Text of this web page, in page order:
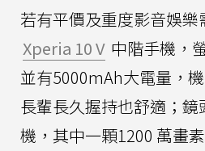
若有平價及重度影音娛
Xperia 10 V 中階手機，
並有5000mAh大電量，
長輩長久握持也舒適；
機，其中一顆1200 萬畫